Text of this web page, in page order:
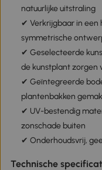
natuurlijke uitstraling
✔ Verkrijgbaar in een
symmetrische
✔ Geselecteerde
de kunstplant zorgen
✔ Geïntegreerde
plantenbakken
✔ UV-bestendig
zonschade buiten
✔ Onderhoudsvrij,
Technische